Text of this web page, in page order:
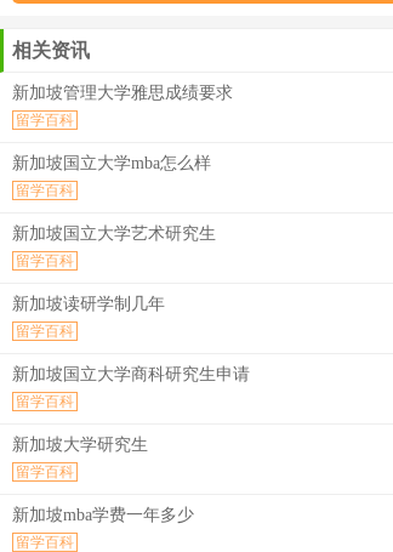
相关资讯
新加坡管理大学雅思成绩要求
留学百科
新加坡国立大学mba怎么样
留学百科
新加坡国立大学艺术研究生
留学百科
新加坡读研学制几年
留学百科
新加坡国立大学商科研究生申请
留学百科
新加坡大学研究生
留学百科
新加坡mba学费一年多少
留学百科